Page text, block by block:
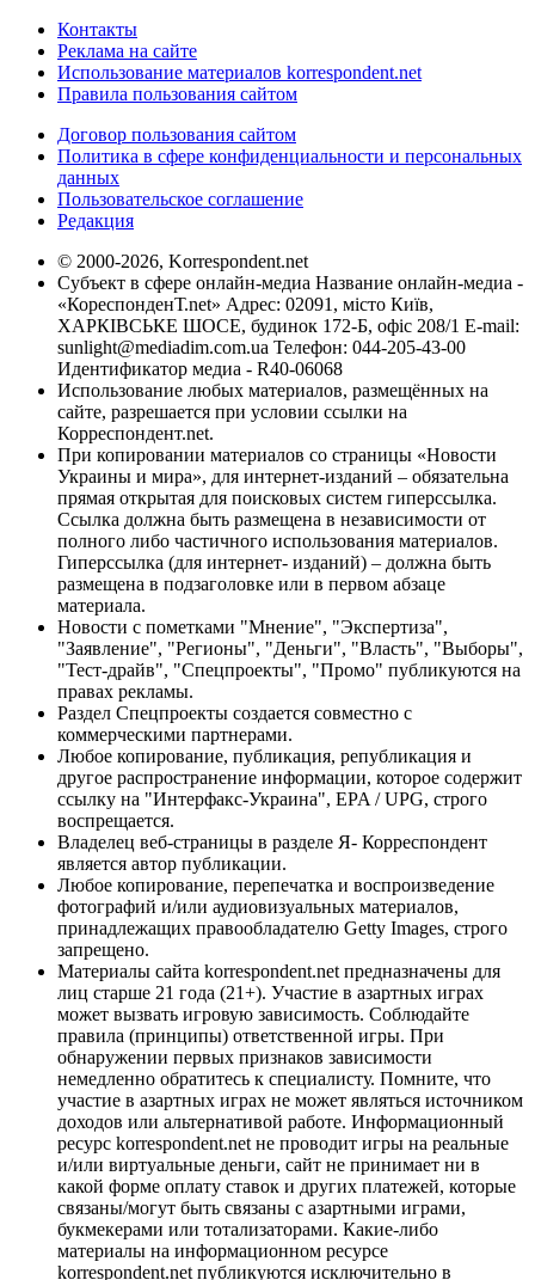
Контакты
Реклама на сайте
Использование материалов korrespondent.net
Правила пользования сайтом
Договор пользования сайтом
Политика в сфере конфиденциальности и персональных
данных
Пользовательское соглашение
Редакция
© 2000-2026, Korrespondent.net
Субъект в сфере онлайн-медиа Название онлайн-медиа -
«КореспонденТ.net» Адрес: 02091, місто Київ,
ХАРКІВСЬКЕ ШОСЕ, будинок 172-Б, офіс 208/1 E-mail:
sunlight@mediadim.com.ua Телефон: 044-205-43-00
Идентификатор медиа - R40-06068
Использование любых материалов, размещённых на
сайте, разрешается при условии ссылки на
Корреспондент.net.
При копировании материалов со страницы «Новости
Украины и мира», для интернет-изданий – обязательна
прямая открытая для поисковых систем гиперссылка.
Ссылка должна быть размещена в независимости от
полного либо частичного использования материалов.
Гиперссылка (для интернет- изданий) – должна быть
размещена в подзаголовке или в первом абзаце
материала.
Новости с пометками "Мнение", "Экспертиза",
"Заявление", "Регионы", "Деньги", "Власть", "Выборы",
"Тест-драйв", "Спецпроекты", "Промо" публикуются на
правах рекламы.
Раздел Спецпроекты создается совместно с
коммерческими партнерами.
Любое копирование, публикация, републикация и
другое распространение информации, которое содержит
ссылку на "Интерфакс-Украина", EPA / UPG, строго
воспрещается.
Владелец веб-страницы в разделе Я- Корреспондент
является автор публикации.
Любое копирование, перепечатка и воспроизведение
фотографий и/или аудиовизуальных материалов,
принадлежащих правообладателю Getty Images, строго
запрещено.
Материалы сайта korrespondent.net предназначены для
лиц старше 21 года (21+). Участие в азартных играх
может вызвать игровую зависимость. Соблюдайте
правила (принципы) ответственной игры. При
обнаружении первых признаков зависимости
немедленно обратитесь к специалисту. Помните, что
участие в азартных играх не может являться источником
доходов или альтернативой работе. Информационный
ресурс korrespondent.net не проводит игры на реальные
и/или виртуальные деньги, сайт не принимает ни в
какой форме оплату ставок и других платежей, которые
связаны/могут быть связаны с азартными играми,
букмекерами или тотализаторами. Какие-либо
материалы на информационном ресурсе
korrespondent.net публикуются исключительно в